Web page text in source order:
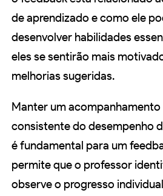
de aprendizado e como ele
desenvolver habilidades
eles se sentirão mais
melhorias sugeridas.
Manter um acompanhamento
consistente do desempenho
é fundamental para um
permite que o professor
observe o progresso